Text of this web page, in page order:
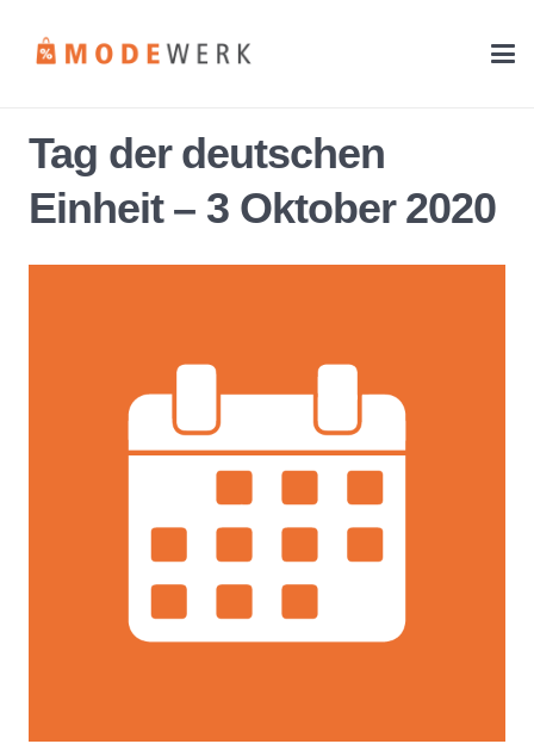
Tag der deutschen
Einheit – 3 Oktober 2020